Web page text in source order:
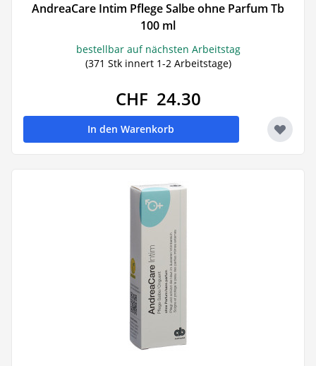
AndreaCare Intim Pflege Salbe ohne Parfum Tb
100 ml
bestellbar auf nächsten Arbeitstag
(371 Stk innert 1-2 Arbeitstage)
CHF 24.30
In den Warenkorb